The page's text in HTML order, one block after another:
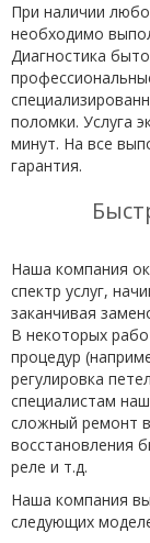
При наличии
необходимо
Диагностика
поломки. Услуга
минут. На все
гарантия.
Наша компания
спектр услуг,
заканчивая
В некоторых
процедур
регулировка
специалистам
сложный ремонт
восстановления
реле и т.д.
Наша компания
следующих